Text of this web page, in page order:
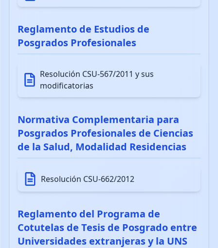
Reglamento de Estudios de
Posgrados Profesionales
Resolución CSU-567/2011 y sus
modificatorias
Normativa Complementaria para
Posgrados Profesionales de Ciencias
de la Salud, Modalidad Residencias
Resolución CSU-662/2012
Reglamento del Programa de
Cotutelas de Tesis de Posgrado entre
Universidades extranjeras y la UNS